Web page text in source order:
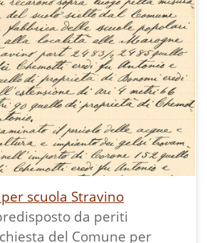
anche in altre
scuola Stravino
da periti
del Comune per